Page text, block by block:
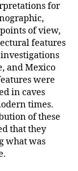
for
of view,
features
and Mexico
were
in caves
times.
of these
that they
what was